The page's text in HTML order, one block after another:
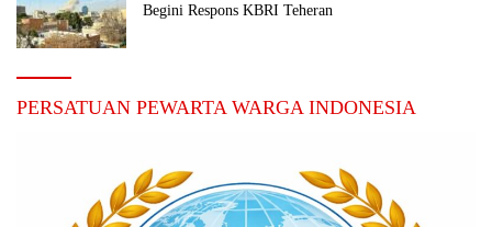
Begini Respons KBRI Teheran
PERSATUAN PEWARTA WARGA INDONESIA